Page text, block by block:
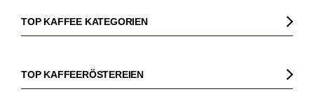
TOP KAFFEE KATEGORIEN
Kaffeebohnen
Bio Kaffee
TOP KAFFEERÖSTEREIEN